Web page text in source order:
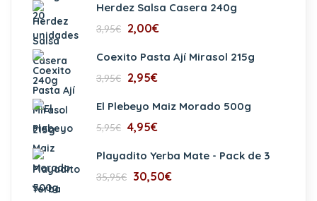
Herdez Salsa Casera 240g
3,95€ 2,00€
Coexito Pasta Ají Mirasol 215g
3,95€ 2,95€
El Plebeyo Maiz Morado 500g
5,95€ 4,95€
Playadito Yerba Mate - Pack de 3
35,95€ 30,50€